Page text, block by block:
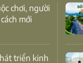
mới